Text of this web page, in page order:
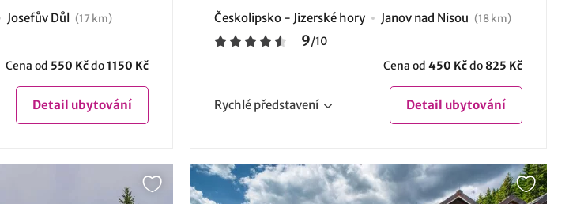
Josefův Důl (17 km)
Cena od 550 Kčdo1150 Kč
Detail ubytování
Českolipsko - Jizerské hory Janov nad Nisou (18 km)
9/10
Cena od 450 Kčdo 825 Kč
Rychlé představení Detail ubytování